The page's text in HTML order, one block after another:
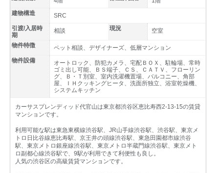
建物構造
SRC
引渡/入居時
期
相談 現況 空室
物件特徴
ペット相談、デザイナーズ、低層マンション
物件設備
オートロック、防犯カメラ、宅配ＢＯＸ、駐輪場、常時
ゴミ出し可能、ＢＳ端子、ＣＳ、ＣＡＴＶ、フローリン
グ、Ｂ・Ｔ別室、室内洗濯機置場、バルコニー、角部
屋、ＩＨクッキングヒータ、洗面所独立、浴室乾燥機、
システムキッチン
カーサスプレンディッド代官山は東京都渋谷区恵比寿西2-13-15の賃貸
マンションです。
利用可能な駅は東急東横線渋谷駅、JR山手線渋谷駅、渋谷駅、東京メ
トロ日比谷線恵比寿駅、京王井の頭線渋谷駅、東急田園都市線渋谷
駅、東京メトロ銀座線渋谷駅、東京メトロ半蔵門線渋谷駅、東京メト
ロ副都心線渋谷駅で、9駅が利用できて利便性も良し。
人気の渋谷区の高級賃貸マンションです。